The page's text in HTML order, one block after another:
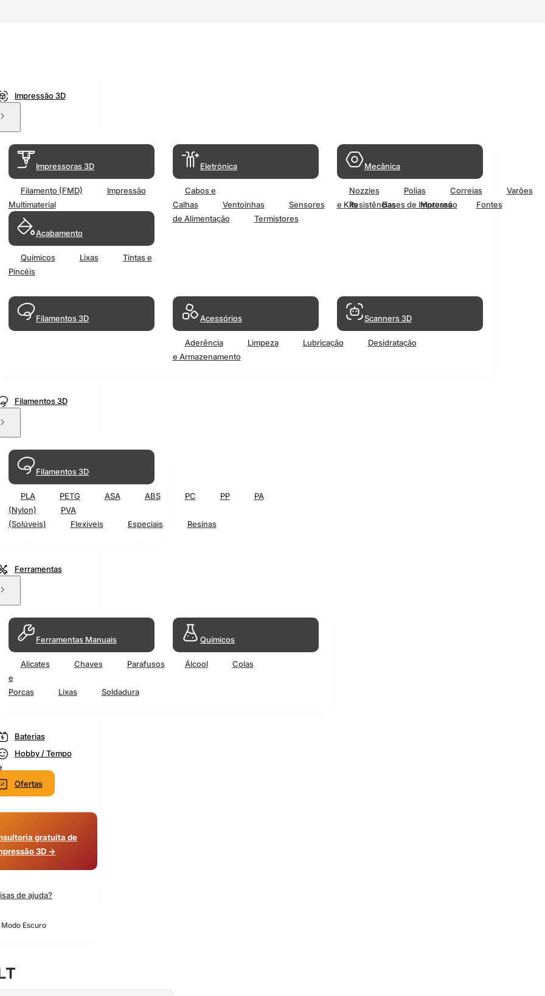
Impressão 3D
Impressoras 3D
Filamento (FMD)
Impressão
Multimaterial
Acabamento
Químicos Lixas
Tintas e
Pincéis
Eletrónica
Cabos e
Calhas
Ventoinhas Sensores Resistências Motores
Fontes
de Alimentação
Termistores
Mecânica
Nozzles Polias Correias
Varões
e Kits
Bases de Impressão
Filamentos 3D Acessórios
Aderência Limpeza Lubricação
Desidratação
e Armazenamento
Scanners 3D
Filamentos 3D
Filamentos 3D
PLA PETG ASA ABS PC PP
PA
(Nylon)
PVA
(Solúveis)
Flexiveis Especiais Resinas
Ferramentas
Ferramentas Manuais
Alicates Chaves
Parafusos
e
Porcas
Lixas Soldadura
Químicos
Álcool Colas
Baterias
Hobby / Tempo
Ofertas
gratuita de
3D →
de ajuda?
Escuro